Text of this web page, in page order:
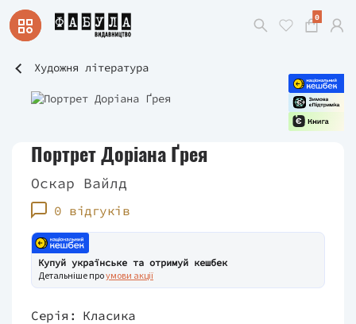
0
Художня література
Портрет Доріана Ґрея
Оскар Вайлд
0 відгуків
Купуй українське та отримуй кешбек
Детальніше проумови акції
Серія: Класика